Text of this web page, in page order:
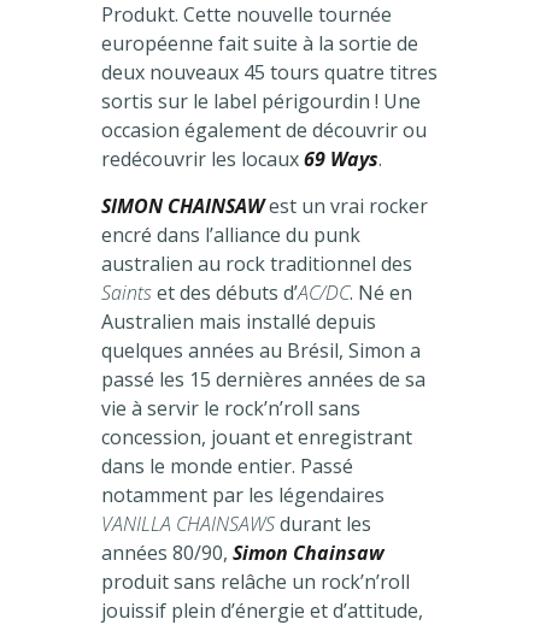
Produkt. Cette nouvelle tournée
européenne fait suite à la sortie de
deux nouveaux 45 tours quatre titres
sortis sur le label périgourdin ! Une
occasion également de découvrir ou
redécouvrir les locaux69 Ways.
SIMON CHAINSAWest un vrai rocker
encré dans l’alliance du punk
australien au rock traditionnel des
Saintset des débuts d’AC/DC. Né en
Australien mais installé depuis
quelques années au Brésil, Simon a
passé les 15 dernières années de sa
vie à servir le rock’n’roll sans
concession, jouant et enregistrant
dans le monde entier. Passé
notamment par les légendaires
VANILLA CHAINSAWSdurant les
années 80/90, Simon Chainsaw
produit sans relâche un rock’n’roll
jouissif plein d’énergie et d’attitude,